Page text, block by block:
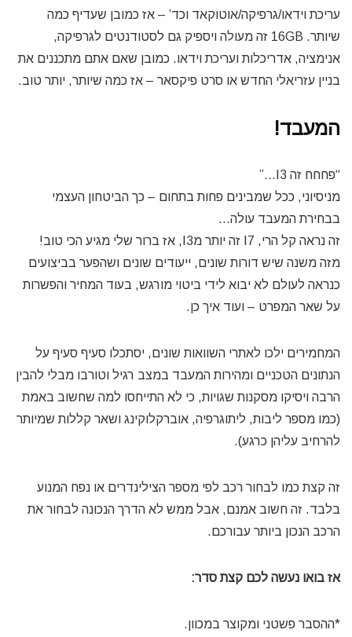
עריכת וידאו/גרפיקה/אוטוקאד וכד’ – אז כמובן שעדיף כמה
שיותר. 16GB זה מעולה ויספיק גם לסטודנטים לגרפיקה,
אנימציה, אדריכלות ועריכת וידאו. כמובן שאם אתם מתכננים את
בניין עזריאלי החדש או סרט פיקסאר – אז כמה שיותר, יותר טוב.
המעבד!
“פחחח זה I3…”
מניסיוני, ככל שמבינים פחות בתחום – כך הביטחון העצמי
בבחירת המעבד עולה…
זה נראה קל הרי, I7 זה יותר מI3, אז ברור שלי מגיע הכי טוב!
מזה משנה שיש דורות שונים, ייעודים שונים ושהפער בביצועים
כנראה לעולם לא יבוא לידי ביטוי מורגש, בעוד המחיר והפשרות
על שאר המפרט – ועוד איך כן.
המחמירים ילכו לאתרי השוואות שונים, יסתכלו סעיף סעיף על
הנתונים הטכניים ומהירות המעבד במצב רגיל וטורבו מבלי להבין
הרבה ויסיקו מסקנות שגויות, כי לא התייחסו למה שחשוב באמת
(כמו מספר ליבות, ליתוגרפיה, אוברקלוקינג ושאר קללות שמיותר
להרחיב עליהן כרגע).
זה קצת כמו לבחור רכב לפי מספר הצילינדרים או נפח המנוע
בלבד. זה חשוב אמנם, אבל ממש לא הדרך הנכונה לבחור את
הרכב הנכון ביותר עבורכם.
אז בואו נעשה לכם קצת סדר:
*ההסבר פשטני ומקוצר במכוון.